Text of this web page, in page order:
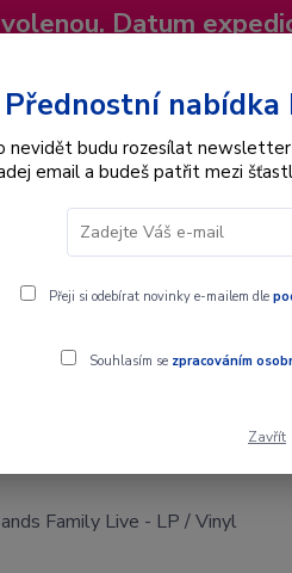
Datum
Live - LP / Vinyl
Přednostní nabídka
nevidět budu rozesílat
email a budeš patřit mezi
Přeji si odebírat novinky e-mailem dle
Souhlasím se zpracováním
Zavřít